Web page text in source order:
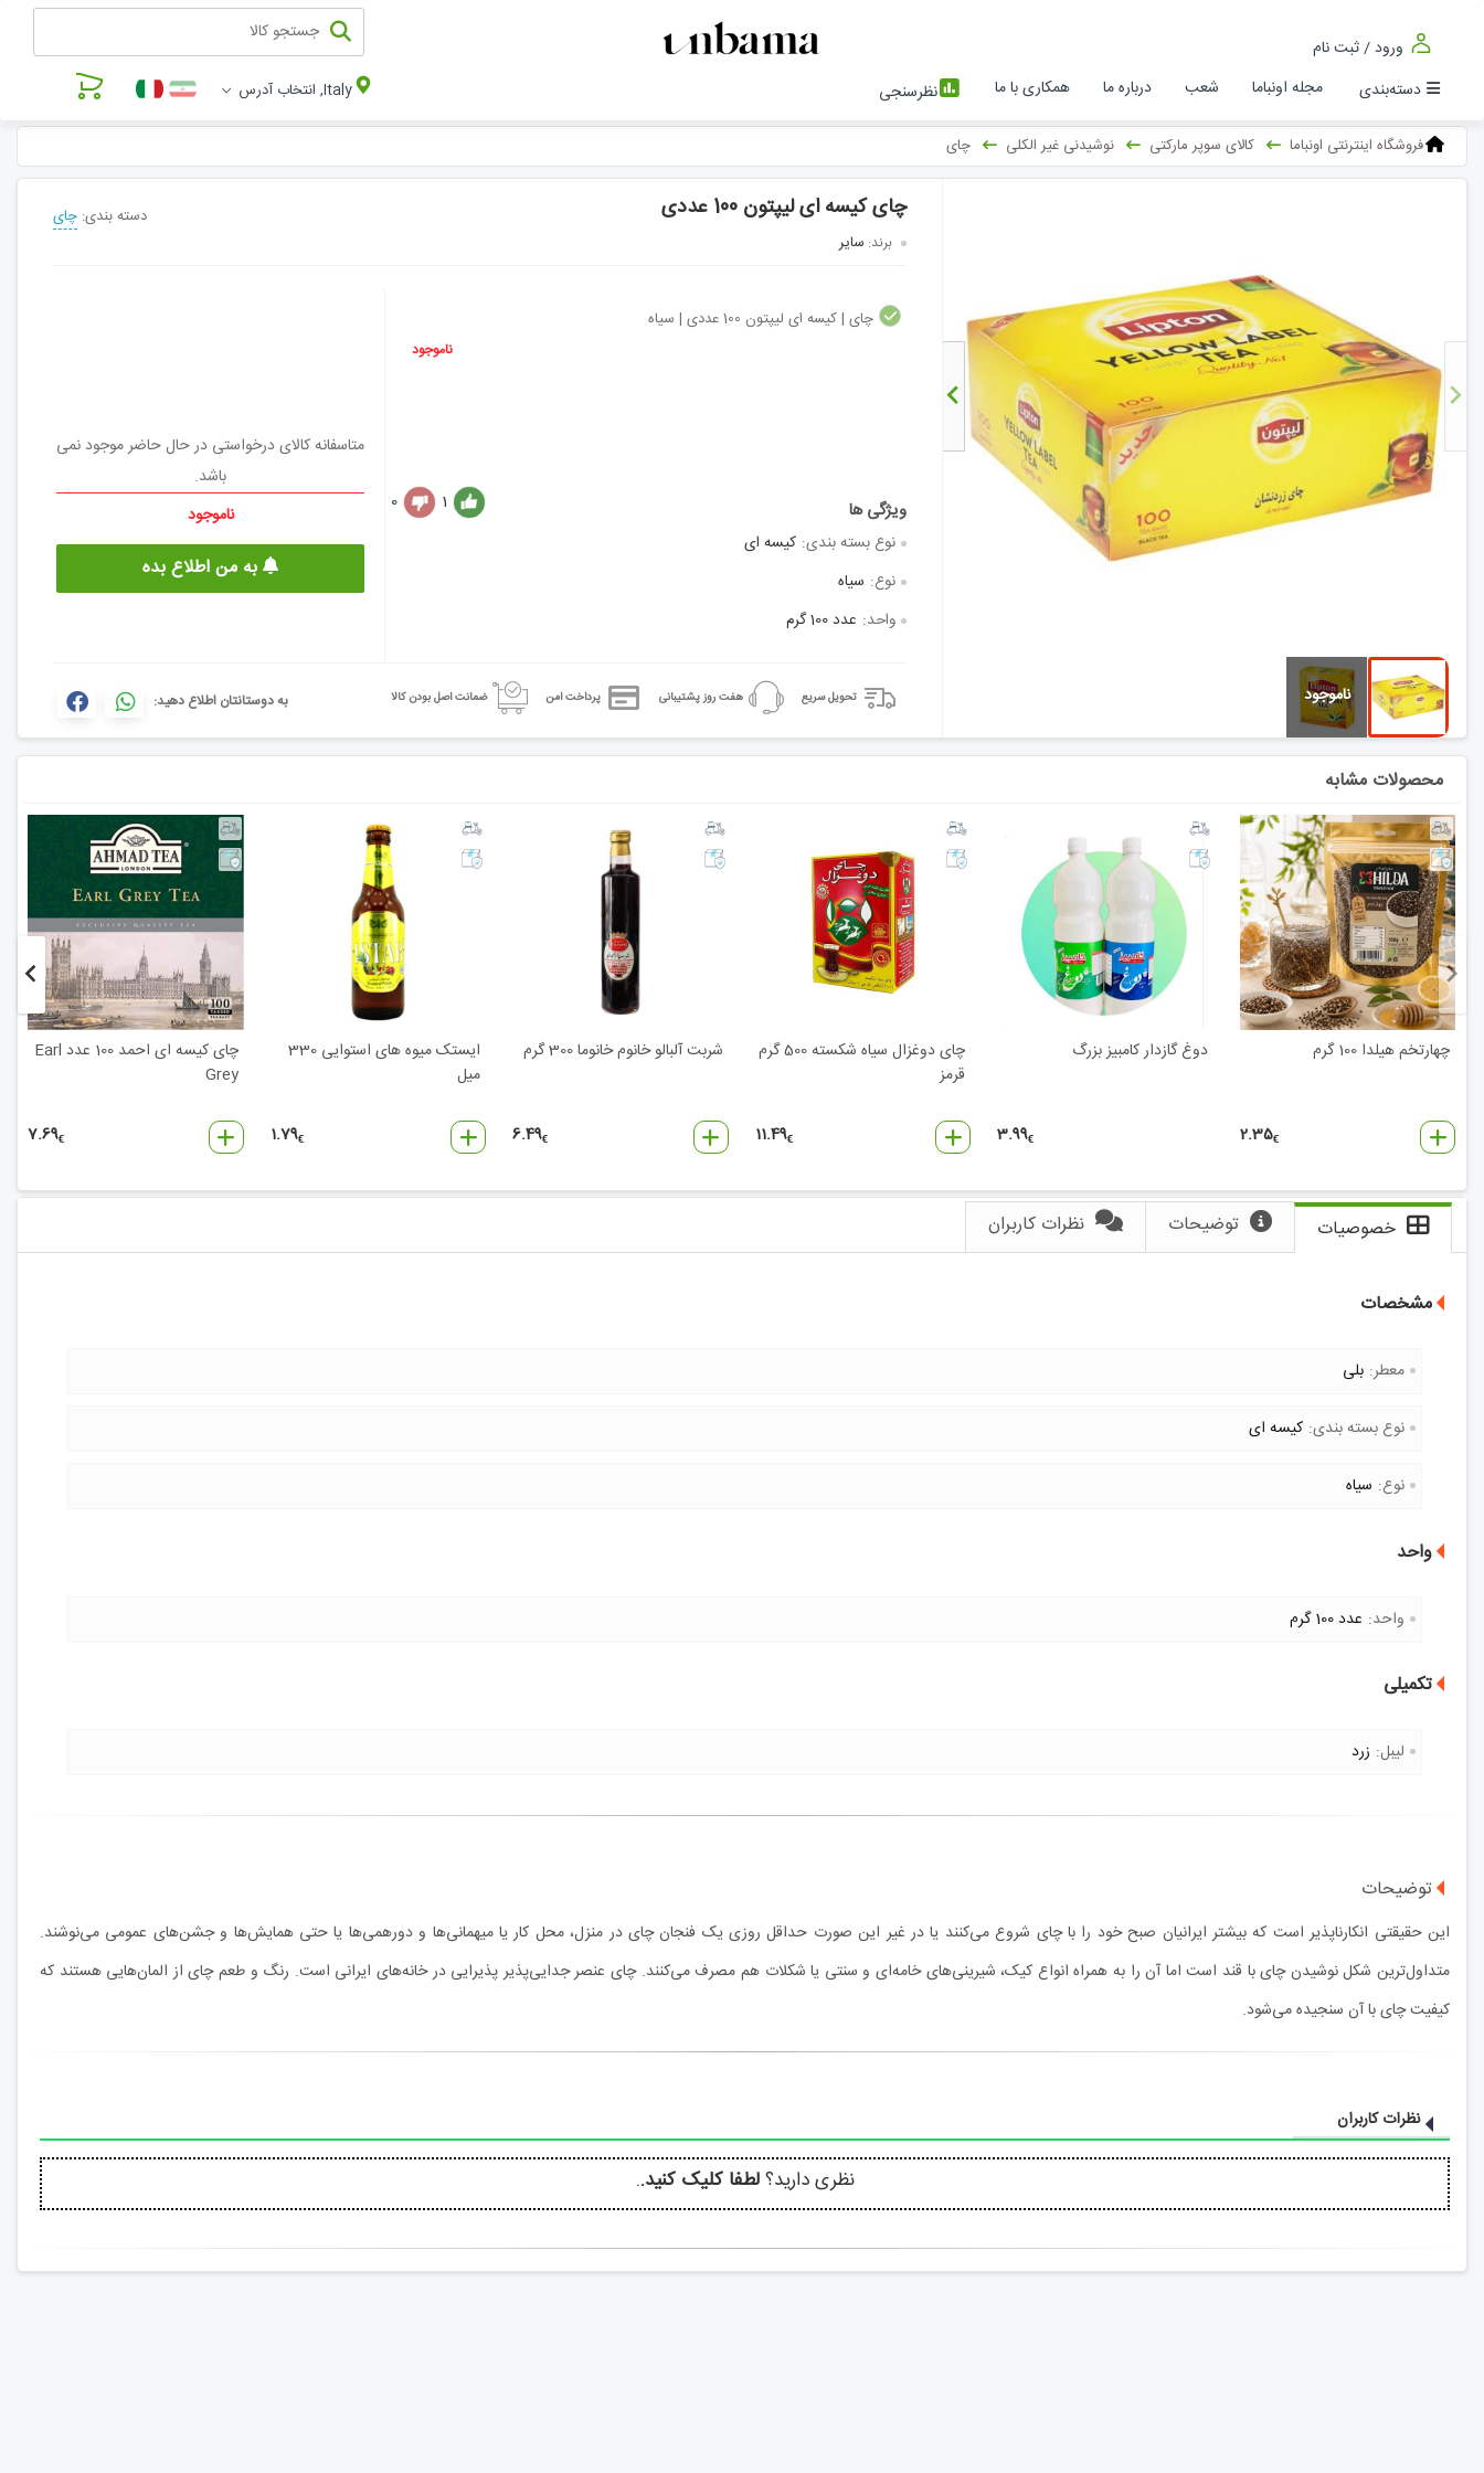
ورود / ثبت نام
دسته‌بندی
مجله اونباما شعب درباره ما همکاری با ما نظرسنجی Italy, انتخاب آدرس
فروشگاه اینترنتی اونباما کالای سوپر مارکتی نوشیدنی غیر الکلی چای
چای کیسه ای لیپتون 100 عددی
برند: سایر
دسته بندی: چای
چای | کیسه ای لیپتون 100 عددی | سیاه
ناموجود
نوع بسته بندی: کیسه ای
نوع: سیاه
واحد: عدد 100 گرم
1
0
متاسفانه کالای درخواستی در حال حاضر موجود نمی
باشد.
ناموجود
به من اطلاع بده
تحویل سریع هفت روز پشتیبانی پرداخت امن ضمانت اصل بودن کالا به دوستانتان اطلاع دهید:
محصولات مشابه
چهارتخم هیلدا 100 گرم
2.35€
دوغ گازدار کامبیز بزرگ
3.99€
چای دوغزال سیاه شکسته 500 گرم
قرمز
11.49€
شربت آلبالو خانوم خانوما 300 گرم
6.49€
ایستک میوه های استوایی 330
میل
1.79€
چای کیسه ای احمد 100 عدد Earl
Grey
7.69€
خصوصیات توضیحات نظرات کاربران
مشخصات
معطر: بلی
نوع بسته بندی: کیسه ای
نوع: سیاه
واحد
واحد: عدد 100 گرم
تکمیلی
لیبل: زرد
توضیحات
این حقیقتی انکارناپذیر است که بیشتر ایرانیان صبح خود را با چای شروع می‌کنند یا در غیر این صورت حداقل روزی یک فنجان چای در منزل، محل کار یا میهمانی‌ها و دورهمی‌ها یا حتی همایش‌ها و جشن‌های عمومی می‌نوشند.
متداول‌ترین شکل نوشیدن چای با قند است اما آن را به همراه انواع کیک، شیرینی‌های خامه‌ای و سنتی یا شکلات هم مصرف می‌کنند. چای عنصر جدایی‌پذیر پذیرایی در خانه‌های ایرانی است. رنگ و طعم چای از المان‌هایی هستند که
کیفیت چای با آن سنجیده می‌شود.
نظرات کاربران
نظری دارید؟لطفا کلیک کنید..